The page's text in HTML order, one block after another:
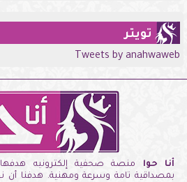
تويتر
Tweets by anahwaweb
أنا حوا منصة صحفية إلكترونيه
بمصداقية تامة وسرعة ومهنية. هدفنا